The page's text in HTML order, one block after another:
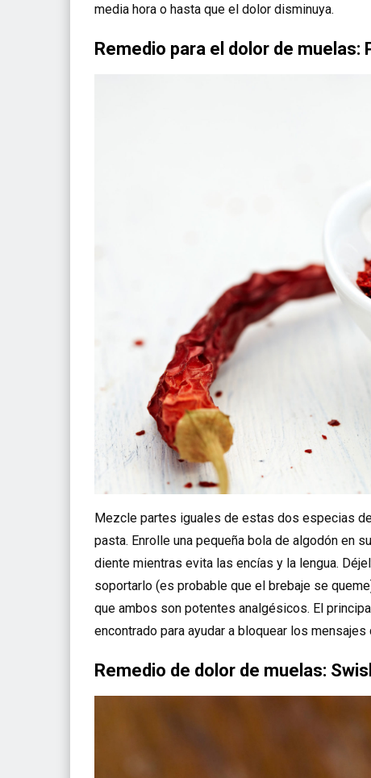
media hora o hasta que el dolor disminuya.
Remedio para el dolor de muelas:
Mezcle partes iguales de estas dos especias
pasta. Enrolle una pequeña bola de algodón en
diente mientras evita las encías y la lengua.
soportarlo (es probable que el brebaje se
que ambos son potentes analgésicos. El
encontrado para ayudar a bloquear los
Remedio de dolor de muelas: